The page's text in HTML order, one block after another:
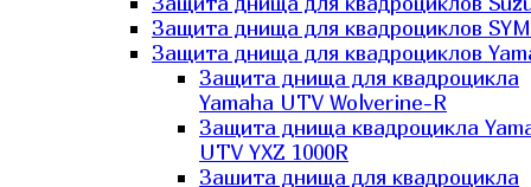
Защита днища для квадроциклов SYM
Защита днища для квадроциклов
Защита днища для квадроцикла
Yamaha UTV Wolverine-R
Защита днища квадроцикла
UTV YXZ 1000R
Зашита днища для квадроцикла